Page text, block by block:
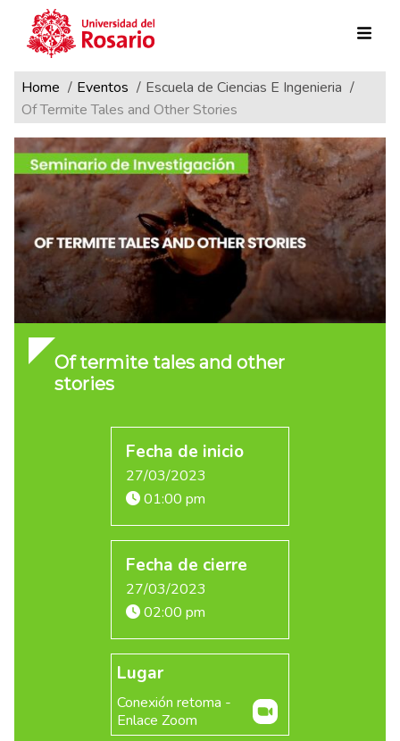
Pasar al contenido principal
Ruta de navegación
Home Eventos
Escuela de Ciencias E Ingenieria
Of Termite Tales and Other Stories
Of termite tales and other
stories
Fecha de inicio
27/03/2023
01:00 pm
Fecha de cierre
27/03/2023
02:00 pm
Lugar
Conexión retoma -
Enlace Zoom